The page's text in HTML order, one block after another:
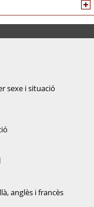
sexe i situació
anglès i francès